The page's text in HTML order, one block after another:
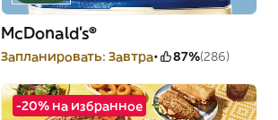
McDonald's®
Запланировать: Завтра 87%(286)
-20% на избранное